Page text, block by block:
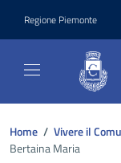
Regione Piemonte
Home / Vivere il
Bertaina Maria